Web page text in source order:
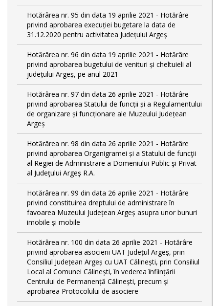
Hotărârea nr. 95 din data 19 aprilie 2021 - Hotărâre
privind aprobarea execuției bugetare la data de
31.12.2020 pentru activitatea Județului Argeș
Hotărârea nr. 96 din data 19 aprilie 2021 - Hotărâre
privind aprobarea bugetului de venituri și cheltuieli al
județului Argeș, pe anul 2021
Hotărârea nr. 97 din data 26 aprilie 2021 - Hotărâre
privind aprobarea Statului de funcții și a Regulamentului
de organizare și funcționare ale Muzeului Județean
Argeș
Hotărârea nr. 98 din data 26 aprilie 2021 - Hotărâre
privind aprobarea Organigramei și a Statului de funcţii
al Regiei de Administrare a Domeniului Public şi Privat
al Judeţului Argeş R.A.
Hotărârea nr. 99 din data 26 aprilie 2021 - Hotărâre
privind constituirea dreptului de administrare în
favoarea Muzeului Județean Argeș asupra unor bunuri
imobile și mobile
Hotărârea nr. 100 din data 26 aprilie 2021 - Hotărâre
privind aprobarea asocierii UAT Județul Argeș, prin
Consiliul Județean Argeș cu UAT Călinești, prin Consiliul
Local al Comunei Călinești, în vederea înființării
Centrului de Permanență Călinești, precum și
aprobarea Protocolului de asociere